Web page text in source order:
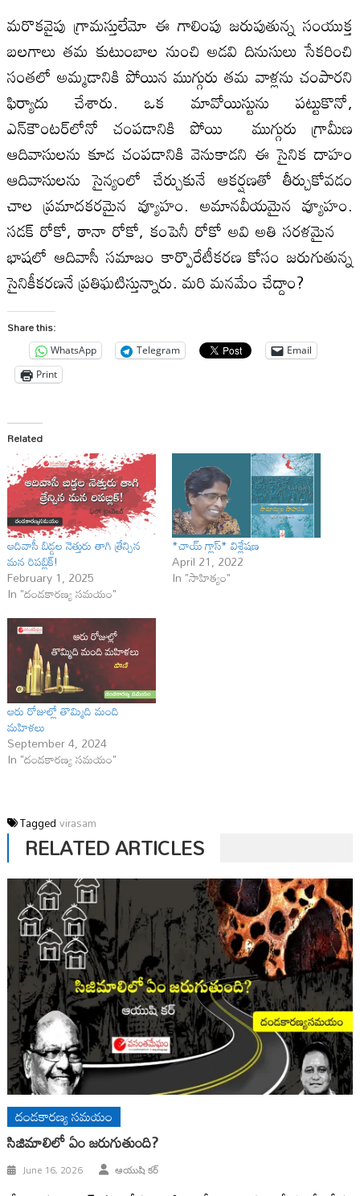
మరొకవైపు గ్రామస్తులేమో ఈ గాలింపు జరుపుతున్న సంయుక్త
బలగాలు తమ కుటుంబాల నుంచి అడవి దినుసులు సేకరించి
సంతలో అమ్మడానికి పోయిన ముగ్గురు తమ వాళ్లను చంపారని
ఫిర్యాదు చేశారు. ఒక మావోయిస్టును పట్టుకొనో,
ఎన్‌కౌంటర్‌లోనో చంపడానికి పోయి ముగ్గురు గ్రామీణ
ఆదివాసులను కూడ చంపడానికి వెనుకాడని ఈ సైనిక దాహం
ఆదివాసులను సైన్యంలో చేర్చుకునే ఆకర్షణతో తీర్చుకోవడం
చాల ప్రమాదకరమైన వ్యూహం. అమానవీయమైన వ్యూహం.
సడక్‌ రోకో, ఠానా రోకో, కంపెనీ రోకో అవి అతి సరళమైన
భాషలో ఆదివాసీ సమాజం కార్పొరేటీకరణ కోసం జరుగుతున్న
సైనికీకరణనే ప్రతిఘటిస్తున్నారు. మరి మనమేం చేద్దాం?
Share this:
WhatsApp Telegram
Email
Print
Related
ఆదివాసీ బిడ్డల నెత్తురు తాగి త్రేన్చిన
మన రిపబ్లిక్!
February 1, 2025
In "దండకారణ్య సమయం"
*చాయ్ గ్లాస్‌* విశ్లేష‌ణ
April 21, 2022
In "సాహిత్యం"
ఆరు రోజుల్లో తొమ్మిది మంది
మహిళలు
September 4, 2024
In "దండకారణ్య సమయం"
Taggedvirasam
RELATED ARTICLES
దండకారణ్య సమయం
సిజిమాలిలో ఏం జరుగుతుంది?
June 16, 2026 ఆయుషి కర్